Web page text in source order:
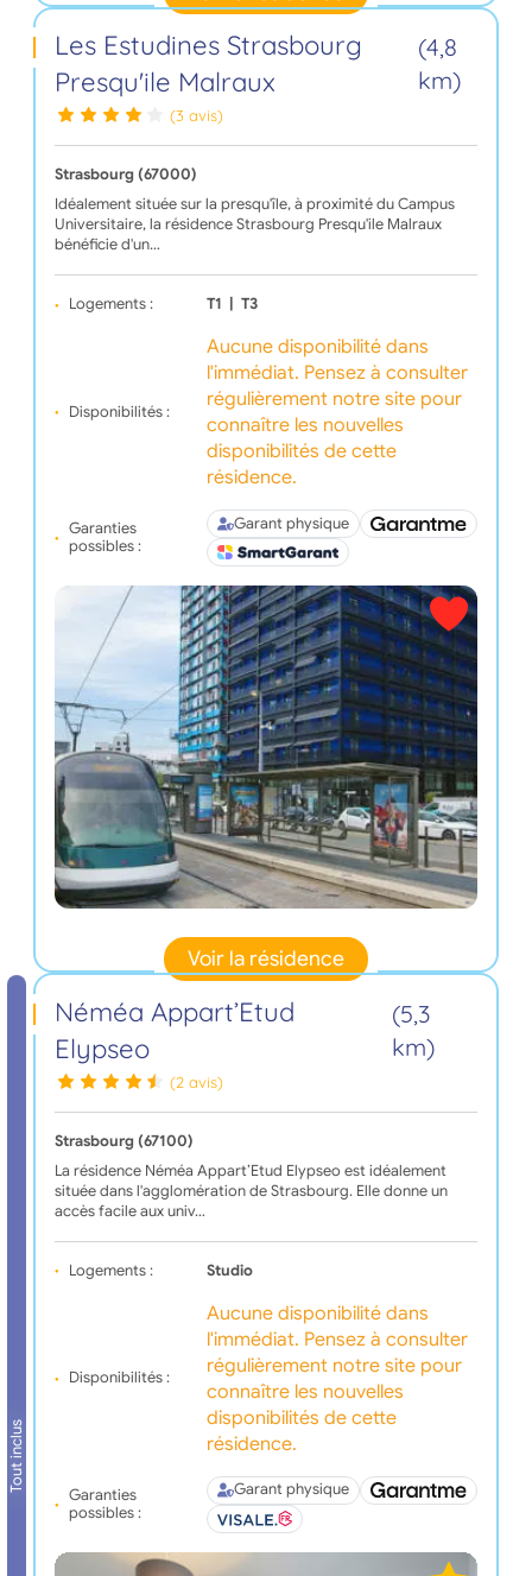
Les Estudines Strasbourg
Presqu'ile Malraux
(4,8
km)
(3 avis)
Strasbourg (67000)
Idéalement située sur la presqu'île, à proximité du Campus
Universitaire, la résidence Strasbourg Presqu'ile Malraux
bénéficie d'un…
Logements : T1 T3
Disponibilités :
Aucune disponibilité dans
l'immédiat. Pensez à consulter
régulièrement notre site pour
connaître les nouvelles
disponibilités de cette
résidence.
Garanties
possibles :
Garant physique
Voir la résidence
Tout inclus
Néméa Appart’Etud
Elypseo
(5,3
km)
(2 avis)
Strasbourg (67100)
La résidence Néméa Appart’Etud Elypseo est idéalement
située dans l'agglomération de Strasbourg. Elle donne un
accès facile aux univ…
Logements : Studio
Disponibilités :
Aucune disponibilité dans
l'immédiat. Pensez à consulter
régulièrement notre site pour
connaître les nouvelles
disponibilités de cette
résidence.
Garanties
possibles :
Garant physique